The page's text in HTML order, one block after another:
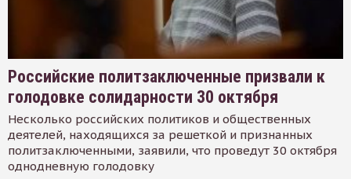
Российские политзаключенные призвали к
голодовке солидарности 30 октября
Несколько российских политиков и общественных
деятелей, находящихся за решеткой и признанных
политзаключенными, заявили, что проведут 30 октября
однодневную голодовку